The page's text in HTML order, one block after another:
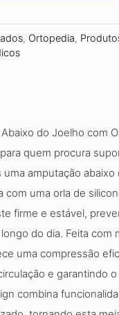
, Ortopedia,
do Joelho com
quem procura
amputação abaixo
com uma orla de
firme e estável,
do dia. Feita com
uma compressão
e garantindo
combina